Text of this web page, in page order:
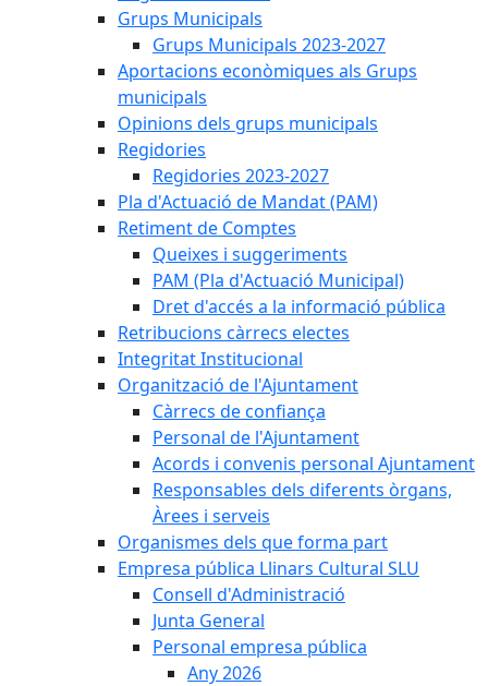
Grups Municipals
Grups Municipals 2023-2027
Aportacions econòmiques als Grups
municipals
Opinions dels grups municipals
Regidories
Regidories 2023-2027
Pla d'Actuació de Mandat (PAM)
Retiment de Comptes
Queixes i suggeriments
PAM (Pla d'Actuació Municipal)
Dret d'accés a la informació pública
Retribucions càrrecs electes
Integritat Institucional
Organització de l'Ajuntament
Càrrecs de confiança
Personal de l'Ajuntament
Acords i convenis personal Ajuntament
Responsables dels diferents òrgans,
Àrees i serveis
Organismes dels que forma part
Empresa pública Llinars Cultural SLU
Consell d'Administració
Junta General
Personal empresa pública
Any 2026